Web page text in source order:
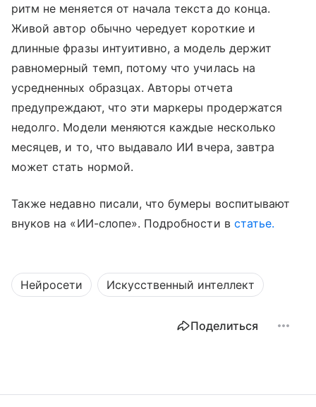
ритм не меняется от начала текста до конца.
Живой автор обычно чередует короткие и
длинные фразы интуитивно, а модель держит
равномерный темп, потому что училась на
усредненных образцах. Авторы отчета
предупреждают, что эти маркеры продержатся
недолго. Модели меняются каждые несколько
месяцев, и то, что выдавало ИИ вчера, завтра
может стать нормой.
Также недавно писали, что бумеры воспитывают
внуков на «ИИ-слопе». Подробности в статье.
Нейросети Искусственный интеллект
Поделиться